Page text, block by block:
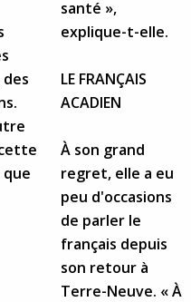
gouvernement
pour la
santé »,
explique-t-elle.
LE FRANÇAIS
ACADIEN
À son grand
regret, elle a eu
peu d'occasions
de parler le
français depuis
son retour à
Terre-Neuve. « À